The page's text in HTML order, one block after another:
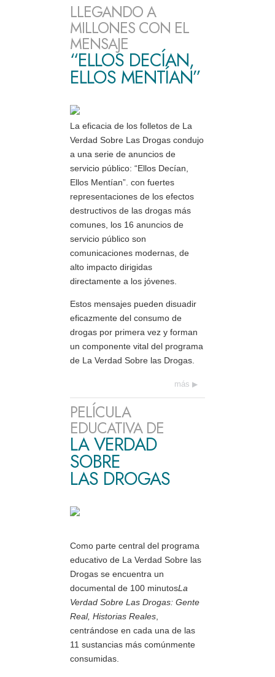
LLEGANDO A
MILLONES CON EL
MENSAJE
“ELLOS DECÍAN,
ELLOS MENTÍAN”
La eficacia de los folletos de La
Verdad Sobre Las Drogas condujo
a una serie de anuncios de
servicio público: “Ellos Decían,
Ellos Mentían”. con fuertes
representaciones de los efectos
destructivos de las drogas más
comunes, los 16 anuncios de
servicio público son
comunicaciones modernas, de
alto impacto dirigidas
directamente a los jóvenes.
Estos mensajes pueden disuadir
eficazmente del consumo de
drogas por primera vez y forman
un componente vital del programa
de La Verdad Sobre las Drogas.
más
PELÍCULA
EDUCATIVA DE
LA VERDAD
SOBRE
LAS DROGAS
Como parte central del programa
educativo de La Verdad Sobre las
Drogas se encuentra un
documental de 100 minutosLa
Verdad Sobre Las Drogas: Gente
Real, Historias Reales
centrándose en cada una de las
11 sustancias más comúnmente
consumidas.